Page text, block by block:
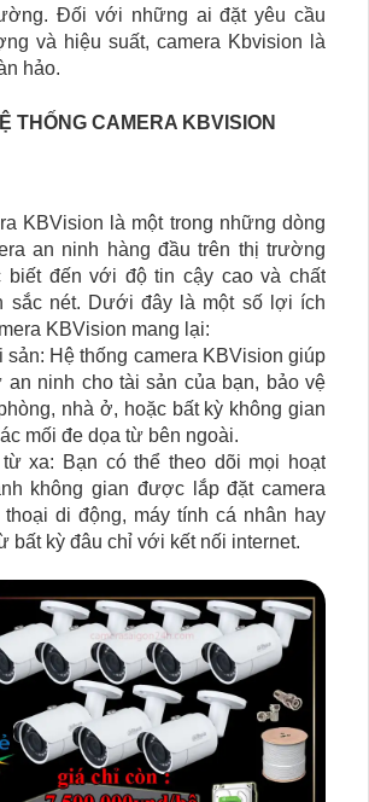
Đối với những ai đặt yêu cầu
và hiệu suất, camera Kbvision là
hảo.
THỐNG CAMERA KBVISION
KBVision là một trong những dòng
an ninh hàng đầu trên thị trường
biết đến với độ tin cậy cao và chất
sắc nét. Dưới đây là một số lợi ích
KBVision mang lại:
sản: Hệ thống camera KBVision giúp
an ninh cho tài sản của bạn, bảo vệ
nhà ở, hoặc bất kỳ không gian
mối đe dọa từ bên ngoài.
xa: Bạn có thể theo dõi mọi hoạt
không gian được lắp đặt camera
di động, máy tính cá nhân hay
bất kỳ đâu chỉ với kết nối internet.